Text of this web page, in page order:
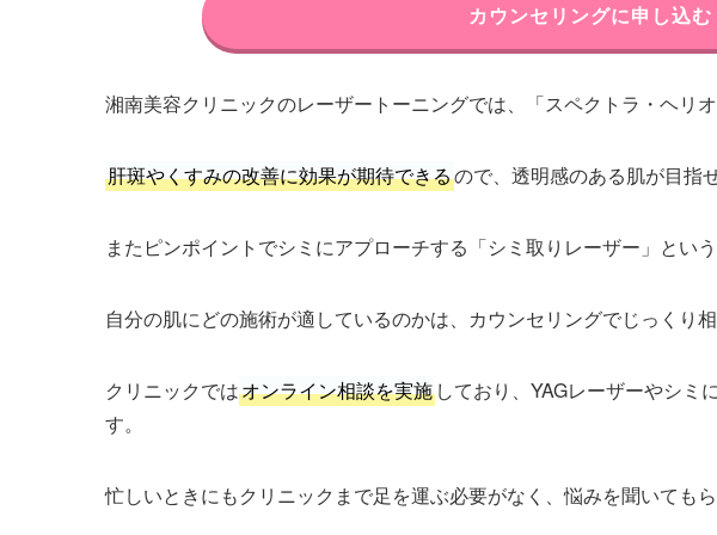
カウンセリングに申し込む
湘南美容クリニックのレーザートーニングでは、「スペクトラ・ヘリ
肝斑やくすみの改善に効果が期待できるので、透明感のある肌が目指
またピンポイントでシミにアプローチする「シミ取りレーザー」という
自分の肌にどの施術が適しているのかは、カウンセリングでじっくり
クリニックではオンライン相談を実施 しており、YAGレーザーやシミ
す。
忙しいときにもクリニックまで足を運ぶ必要がなく、悩みを聞いても